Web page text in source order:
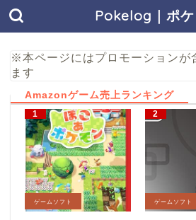
Pokelog｜ポ
※本ページにはプロモーションが
ます
Amazonゲーム売上ランキング
ゲームソフト ゲームソフト